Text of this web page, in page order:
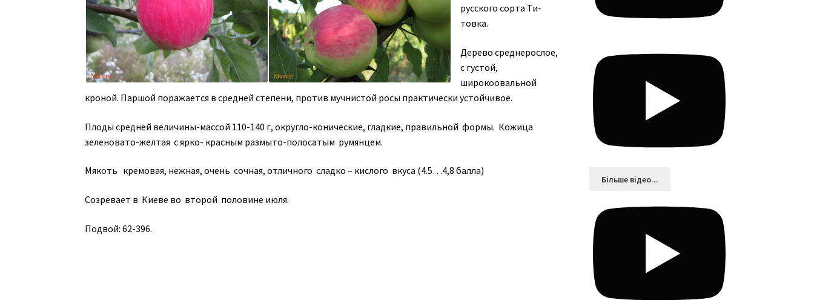
русского сорта Ти­
товка.
Дерево среднерослое,
с густой,
широкооваль­ной
кроной. Паршой поражается в средней степени, про­тив мучнистой росы практически устойчивое.
Плоды средней величины-массой 110-140 г, округло-конические, гладкие, правиль­ной формы. Кожица
зеленовато-желтая с ярко- красным размыто-полосатым румянцем.
Мякоть кремовая, нежная, очень сочная, отличного сладко – кислого вкуса (4.5…4,8 балла)
Созревает в Киеве во второй половине июля.
Подвой: 62-396.
Більшe відео...